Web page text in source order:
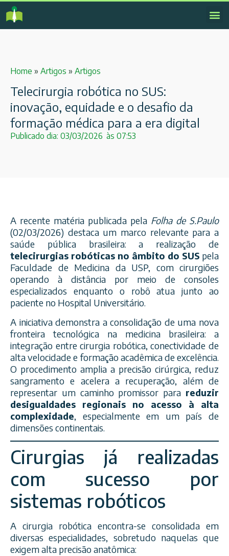
Home » Artigos » Artigos
Telecirurgia robótica no SUS:
inovação, equidade e o desafio da
formação médica para a era digital
Publicado dia: 03/03/2026 às 07:53
A recente matéria publicada pela Folha de S.Paulo
(02/03/2026) destaca um marco relevante para a
saúde pública brasileira: a realização de
telecirurgias robóticas no âmbito do SUS pela
Faculdade de Medicina da USP, com cirurgiões
operando à distância por meio de consoles
especializados enquanto o robô atua junto ao
paciente no Hospital Universitário.
A iniciativa demonstra a consolidação de uma nova
fronteira tecnológica na medicina brasileira: a
integração entre cirurgia robótica, conectividade de
alta velocidade e formação acadêmica de excelência.
O procedimento amplia a precisão cirúrgica, reduz
sangramento e acelera a recuperação, além de
representar um caminho promissor para reduzir
desigualdades regionais no acesso à alta
complexidade, especialmente em um país de
dimensões continentais.
Cirurgias já realizadas
com sucesso por
sistemas robóticos
A cirurgia robótica encontra-se consolidada em
diversas especialidades, sobretudo naquelas que
exigem alta precisão anatômica: